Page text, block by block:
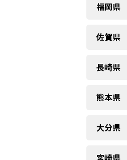
福岡県
佐賀県
長崎県
熊本県
大分県
宮崎県